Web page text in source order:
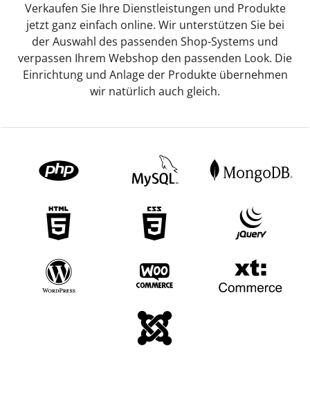
Verkaufen Sie Ihre Dienstleistungen und Produkte
jetzt ganz einfach online. Wir unterstützen Sie bei
der Auswahl des passenden Shop-Systems und
verpassen Ihrem Webshop den passenden Look. Die
Einrichtung und Anlage der Produkte übernehmen
wir natürlich auch gleich.